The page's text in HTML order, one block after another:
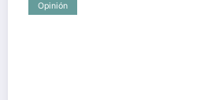
Opinión